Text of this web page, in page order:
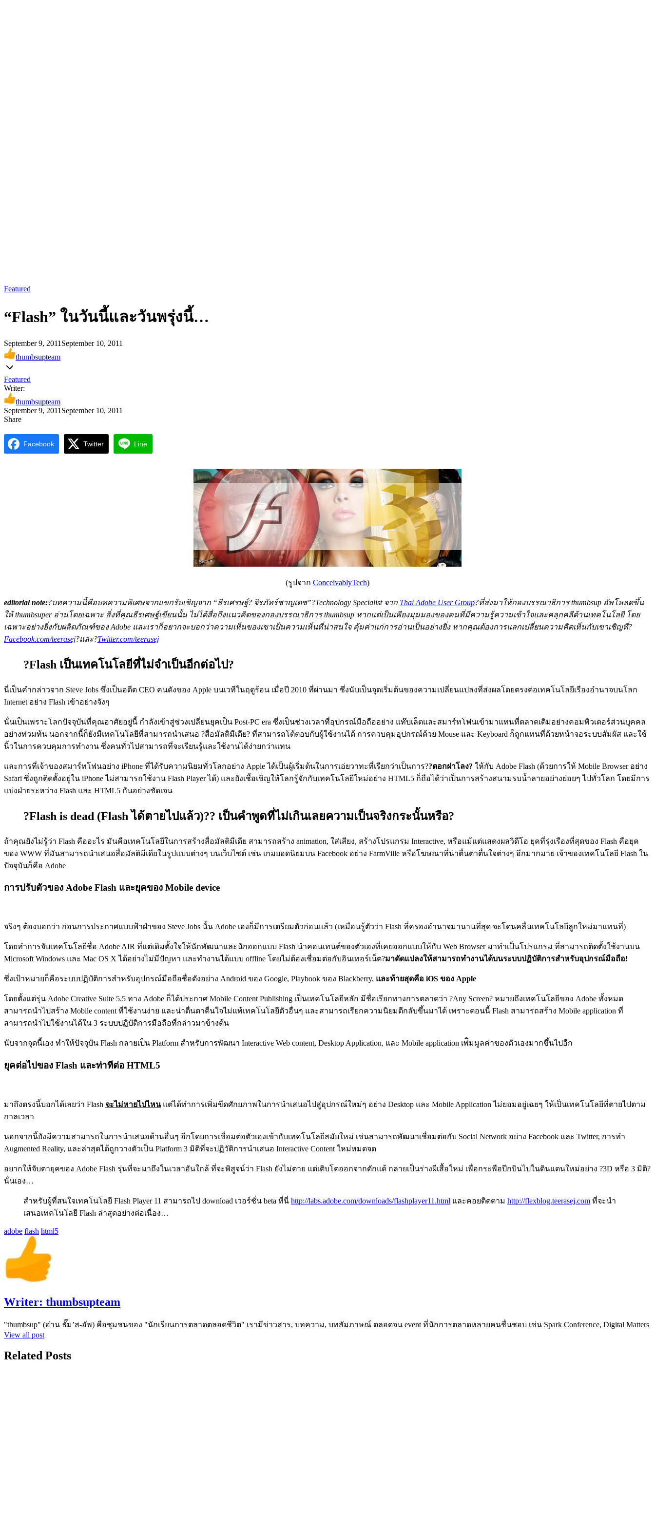
Featured
“Flash” ในวันนี้และวันพรุ่งนี้…
September 9, 2011 September 10, 2011
thumbsupteam
Featured
Writer:
thumbsupteam
September 9, 2011 September 10, 2011
Share
Facebook Twitter Line
(รูปจาก ConceivablyTech)
editorial note:?บทความนี้คือบทความพิเศษจากแขกรับเชิญจาก “ธีรเศรษฐ์? จิรภัทร์ชาญเดช”?Technology Specialist จาก Thai Adobe User Group?ที่ส่งมาให้กองบรรณาธิการ thumbsup อัพโหลดขึ้น
ให้ thumbsuper อ่านโดยเฉพาะ สิ่งที่คุณธีรเศษฐ์เขียนนั้น ไม่ได้สื่อถึงแนวคิดของกองบรรณาธิการ thumbsup หากแต่เป็นเพียงมุมมองของคนที่มีความรู้ความเข้าใจและคลุกคลีด้านเทคโนโลยี โดย
เฉพาะอย่างยิ่งกับผลิตภัณฑ์ของ Adobe และเราก็อยากจะบอกว่าความเห็นของเขาเป็นความเห็นที่น่าสนใจ คุ้มค่าแก่การอ่านเป็นอย่างยิ่ง หากคุณต้องการแลกเปลี่ยนความคิดเห็นกับเขาเชิญที่?
Facebook.com/teerasej?และ?Twitter.com/teerasej
?Flash เป็นเทคโนโลยีที่ไม่จำเป็นอีกต่อไป?
นี่เป็นคำกล่าวจาก Steve Jobs ซึ่งเป็นอดีต CEO คนดังของ Apple บนเวทีในฤดูร้อน เมื่อปี 2010 ที่ผ่านมา ซึ่งนับเป็นจุดเริ่มต้นของความเปลี่ยนแปลงที่ส่งผลโดยตรงต่อเทคโนโลยีเรืองอำนาจบนโลก
Internet อย่าง Flash เข้าอย่างจังๆ
นั่นเป็นเพราะโลกปัจจุบันที่คุณอาศัยอยู่นี้ กำลังเข้าสู่ช่วงเปลี่ยนยุคเป็น Post-PC era ซึ่งเป็นช่วงเวลาที่อุปกรณ์มือถืออย่าง แท๊บเล็ตและสมาร์ทโฟนเข้ามาแทนที่ตลาดเดิมอย่างคอมพิวเตอร์ส่วนบุคคล
อย่างท่วมท้น นอกจากนี้ก็ยังมีเทคโนโลยีที่สามารถนำเสนอ ?สื่อมัลติมีเดีย? ที่สามารถโต้ตอบกับผู้ใช้งานได้ การควบคุมอุปกรณ์ด้วย Mouse และ Keyboard ก็ถูกแทนที่ด้วยหน้าจอระบบสัมผัส และใช้
นิ้วในการควบคุมการทำงาน ซึ่งคนทั่วไปสามารถที่จะเรียนรู้และใช้งานได้ง่ายกว่าแทน
และการที่เจ้าของสมาร์ทโฟนอย่าง iPhone ที่ได้รับความนิยมทั่วโลกอย่าง Apple ได้เป็นผู้เริ่มต้นในการเอ่ยวาทะที่เรียกว่าเป็นการ??ตอกฝาโลง? ให้กับ Adobe Flash (ด้วยการให้ Mobile Browser อย่าง
Safari ซึ่งถูกติดตั้งอยู่ใน iPhone ไม่สามารถใช้งาน Flash Player ได้) และยังเชื้อเชิญให้โลกรู้จักกับเทคโนโลยีใหม่อย่าง HTML5 ก็ถือได้ว่าเป็นการสร้างสนามรบน้ำลายอย่างย่อยๆ ไปทั่วโลก โดยมีการ
แบ่งฝ่ายระหว่าง Flash และ HTML5 กันอย่างชัดเจน
?Flash is dead (Flash ได้ตายไปแล้ว)?? เป็นคำพูดที่ไม่เกินเลยความเป็นจริงกระนั้นหรือ?
ถ้าคุณยังไม่รู้ว่า Flash คืออะไร มันคือเทคโนโลยีในการสร้างสื่อมัลติมีเดีย สามารถสร้าง animation, ใส่เสียง, สร้างโปรแกรม Interactive, หรือแม้แต่แสดงผลวิดีโอ ยุคที่รุ่งเรืองที่สุดของ Flash คือยุค
ของ WWW ที่มันสามารถนำเสนอสื่อมัลติมีเดียในรูปแบบต่างๆ บนเว็บไซต์ เช่น เกมยอดนิยมบน Facebook อย่าง FarmVille หรือโฆษณาที่น่าตื่นตาตื่นใจต่างๆ อีกมากมาย เจ้าของเทคโนโลยี Flash ใน
ปัจจุบันก็คือ Adobe
การปรับตัวของ Adobe Flash และยุคของ Mobile device
จริงๆ ต้องบอกว่า ก่อนการประกาศแบบฟ้าฝ่าของ Steve Jobs นั้น Adobe เองก็มีการเตรียมตัวก่อนแล้ว (เหมือนรู้ตัวว่า Flash ที่ครองอำนาจมานานที่สุด จะโดนคลื่นเทคโนโลยีลูกใหม่มาแทนที่)
โดยทำการจับเทคโนโลยีชื่อ Adobe AIR ที่แต่เดิมตั้งใจให้นักพัฒนาและนักออกแบบ Flash นำคอนเทนต์ของตัวเองที่เคยออกแบบให้กับ Web Browser มาทำเป็นโปรแกรม ที่สามารถติดตั้งใช้งานบน
Microsoft Windows และ Mac OS X ได้อย่างไม่มีปัญหา และทำงานได้แบบ offline โดยไม่ต้องเชื่อมต่อกับอินเทอร์เน็ต?มาดัดแปลงให้สามารถทำงานได้บนระบบปฏิบัติการสำหรับอุปกรณ์มือถือ!
ซึ่งเป้าหมายก็คือระบบปฏิบัติการสำหรับอุปกรณ์มือถือชื่อดังอย่าง Android ของ Google, Playbook ของ Blackberry, และท้ายสุดคือ iOS ของ Apple
โดยตั้งแต่รุ่น Adobe Creative Suite 5.5 ทาง Adobe ก็ได้ประกาศ Mobile Content Publishing เป็นเทคโนโลยีหลัก มีชื่อเรียกทางการตลาดว่า ?Any Screen? หมายถึงเทคโนโลยีของ Adobe ทั้งหมด
สามารถนำไปสร้าง Mobile content ที่ใช้งานง่าย และน่าตื่นตาตื่นใจไม่แพ้เทคโนโลยีตัวอื่นๆ และสามารถเรียกความนิยมตีกลับขึ้นมาได้ เพราะตอนนี้ Flash สามารถสร้าง Mobile application ที่
สามารถนำไปใช้งานได้ใน 3 ระบบปฏิบัติการมือถือที่กล่าวมาข้างต้น
นับจากจุดนี้เอง ทำให้ปัจจุบัน Flash กลายเป็น Platform สำหรับการพัฒนา Interactive Web content, Desktop Application, และ Mobile application เพ่ิมมูลค่าของตัวเองมากขึ้นไปอีก
ยุคต่อไปของ Flash และท่าทีต่อ HTML5
มาถึงตรงนี้บอกได้เลยว่า Flash จะไม่หายไปไหนแต่ได้ทำการเพิ่มขีดศักยภาพในการนำเสนอไปสู่อุปกรณ์ใหม่ๆ อย่าง Desktop และ Mobile Application ไม่ยอมอยู่เฉยๆ ให้เป็นเทคโนโลยีที่ตายไปตาม
กาลเวลา
นอกจากนี้ยังมีความสามารถในการนำเสนอด้านอื่นๆ อีกโดยการเชื่อมต่อตัวเองเข้ากับเทคโนโลยีสมัยใหม่ เช่นสามารถพัฒนาเชื่อมต่อกับ Social Network อย่าง Facebook และ Twitter, การทำ
Augmented Reality, และล่าสุดได้ถูกวางตัวเป็น Platform 3 มิติที่จะปฏิวัติการนำเสนอ Interactive Content ใหม่หมดจด
อยากให้จับตายุคของ Adobe Flash รุ่นที่จะมาถึงในเวลาอันใกล้ ที่จะพิสูจน์ว่า Flash ยังไม่ตาย แต่เติบโตออกจากดักแด้ กลายเป็นร่างผีเสื้อใหม่ เพื่อกระพือปีกบินไปในดินแดนใหม่อย่าง ?3D หรือ 3 มิติ?
นั่นเอง…
สำหรับผู้ที่สนใจเทคโนโลยี Flash Player 11 สามารถไป download เวอร์ชั่น beta ที่นี่ http://labs.adobe.com/downloads/flashplayer11.html และคอยติดตาม http://flexblog.teerasej.com ที่จะนำ
เสนอเทคโนโลยี Flash ล่าสุดอย่างต่อเนื่อง…
adobe flash html5
Writer: thumbsupteam
"thumbsup" (อ่าน ธั๊ม’ส-อัพ) คือชุมชนของ "นักเรียนการตลาดตลอดชีวิต" เรามีข่าวสาร, บทความ, บทสัมภาษณ์ ตลอดจน event ที่นักการตลาดหลายคนชื่นชอบ เช่น Spark Conference, Digital Matters
View all post
Related Posts